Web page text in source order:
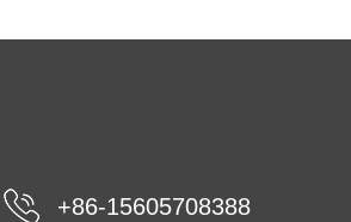
+86-15605708388